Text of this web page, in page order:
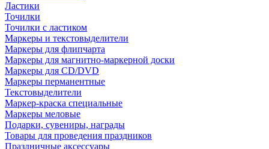
Ластики
Точилки
Точилки с ластиком
Маркеры и текстовыделители
Маркеры для флипчарта
Маркеры для магнитно-маркерной доски
Маркеры для CD/DVD
Маркеры перманентные
Текстовыделители
Маркер-краска специальные
Маркеры меловые
Подарки, сувениры, награды
Товары для проведения праздников
Праздничные аксессуары